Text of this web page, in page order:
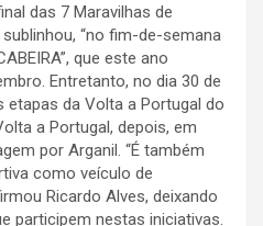
das 7 Maravilhas de
“no fim-de-semana
que este ano
Entretanto, no dia 30 de
etapas da Volta a Portugal do
a Portugal, depois, em
por Arganil. “É também
como veículo de
Ricardo Alves, deixando
participem nestas iniciativas.